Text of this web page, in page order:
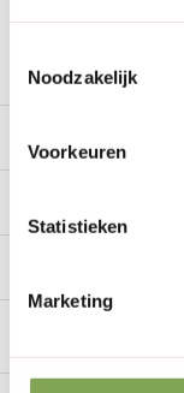
Noodzakelijk
Voorkeuren
Statistieken
Marketing